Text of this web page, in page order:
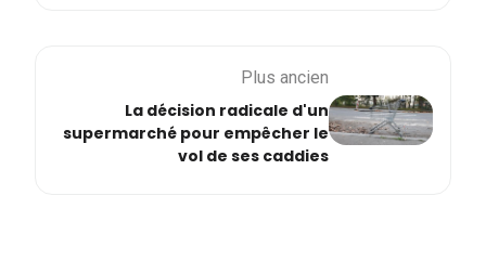
Plus ancien
La décision radicale d'un
supermarché pour empêcher le
vol de ses caddies